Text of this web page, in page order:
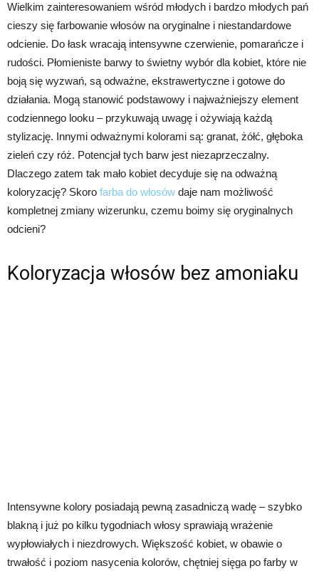
Wielkim zainteresowaniem wśród młodych i bardzo młodych pań
cieszy się farbowanie włosów na oryginalne i niestandardowe
odcienie. Do łask wracają intensywne czerwienie, pomarańcze i
rudości. Płomieniste barwy to świetny wybór dla kobiet, które nie
boją się wyzwań, są odważne, ekstrawertyczne i gotowe do
działania. Mogą stanowić podstawowy i najważniejszy element
codziennego looku – przykuwają uwagę i ożywiają każdą
stylizację. Innymi odważnymi kolorami są: granat, żółć, głęboka
zieleń czy róż. Potencjał tych barw jest niezaprzeczalny.
Dlaczego zatem tak mało kobiet decyduje się na odważną
koloryzację? Skoro farba do włosów daje nam możliwość
kompletnej zmiany wizerunku, czemu boimy się oryginalnych
odcieni?
Koloryzacja włosów bez amoniaku
Intensywne kolory posiadają pewną zasadniczą wadę – szybko
blakną i już po kilku tygodniach włosy sprawiają wrażenie
wypłowiałych i niezdrowych. Większość kobiet, w obawie o
trwałość i poziom nasycenia kolorów, chętniej sięga po farby w